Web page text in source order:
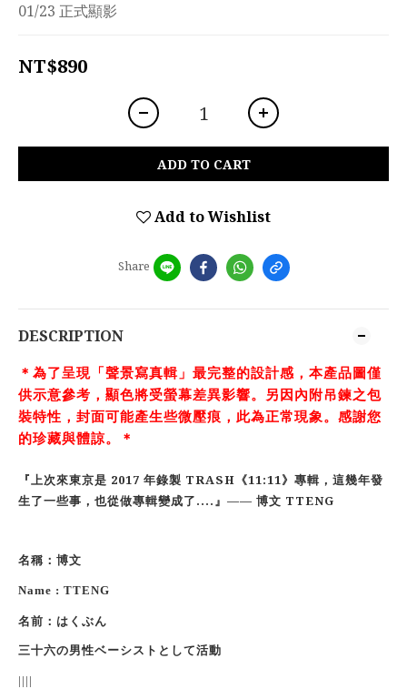
01/23 正式顯影
NT$890
ADD TO CART
Add to Wishlist
Share
DESCRIPTION
＊為了呈現「聲景寫真輯」最完整的設計感，本產品圖僅
供示意參考，顯色將受螢幕差異影響。另因內附吊鍊之包
裝特性，封面可能產生些微壓痕，此為正常現象。感謝您
的珍藏與體諒。＊
『上次來東京是 2017 年錄製 TRASH 《11:11》專輯，這幾年發
生了一些事，也從做專輯變成了 .... 』 —— 博文 TTENG
名稱：博⽂
Name : TTENG
名前：はくぶん
三⼗六の男性ベーシストとして活動
||||